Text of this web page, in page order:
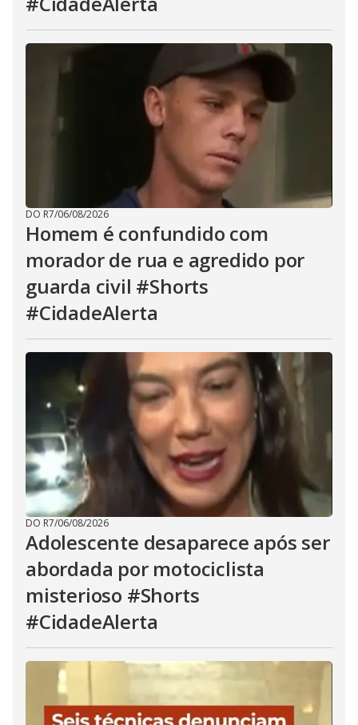
DO R7/06/08/2026
Homem é confundido com
morador de rua e agredido por
guarda civil #Shorts
#CidadeAlerta
DO R7/06/08/2026
Adolescente desaparece após ser
abordada por motociclista
misterioso #Shorts
#CidadeAlerta